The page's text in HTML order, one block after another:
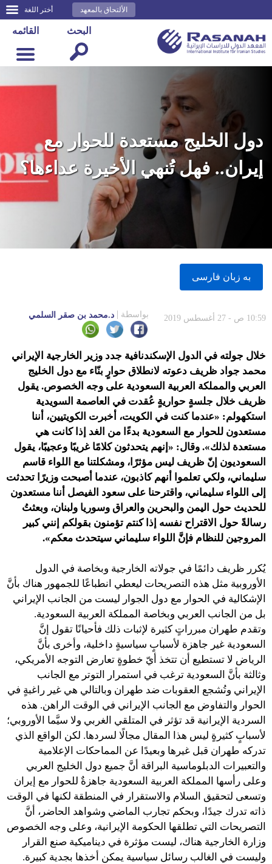
أختر اللغة الألتحاق بالمعهد
القائمه البحث
دول الخليج مستعدة للحوار مع
إيران.. فهل تُنهي الأخيرة عداءها؟
به زبان فارسى
10:59 ص - 27 أغسطس 2019 بواسطة د.محمد بن صقر السلمي
خلال جولته في الدول الإسكندنافية جدد وزير الخارجية الإيراني
محمد جواد ظريف دعوته لانطلاق حوارٍ بنّاء مع دول الخليج
العربي والمملكة العربية السعودية على وجه الخصوص. يقول
ظريف خلال جلسةٍ حواريةٍ عُقدت في العاصمة السويدية
استكهولم: «عندما كنت في الكويت، أخبرت الكويتيين، أننا
مستعدون للحوار مع السعودية بدءًا من الغد إذا كانت هي
مستعدة لذلك». وقال: «إنهم يتحدثون كلامًا غريبًا وعجيبًا، يقول
السعوديون إنّ ظريف ليس مؤثرًا، ومشكلتنا مع اللواء قاسم
سليماني، ولكي تعلموا أنهم كاذبون، عندما أصبحت وزيرًا تحدثت
إلى اللواء سليماني، واقترحنا على سعود الفيصل أننا مستعدون
للحديث حول اليمن والبحرين والعراق وسوريا ولبنان، وبعثتُ
رسالةً حول الاقتراح نفسه إذا كنتم تؤمنون بقولكم إنني كبير
المروجين للنظام فإنَّ اللواء سليماني سيتحدث معكم».
يُكرر ظريف دائمًا في جولاته الخارجية وبخاصة في الدول
الأوروبية مثل هذه التصريحات ليعطي انطباعًا للجمهور هناك بأنَّ
الإشكالية في الحوار مع دول الجوار ليست من الجانب الإيراني
بل من الجانب العربي وبخاصة المملكة العربية السعودية.
وتقدم طهران مبرراتٍ كثيرة لإثبات ذلك فأحيانًا تقول إنَّ
السعودية غير جاهزة لأسبابٍ سياسيةٍ داخلية، وأخرى بأنَّ
الرياض لا تستطيع أن تتخذ أيّ خطوةٍ تعارض التوجه الأمريكي،
وثالثة بأنَّ السعودية ترغب في استمرار التوتر مع الجانب
الإيراني وتُشجع العقوبات ضد طهران وبالتالي هي غير راغبةٍ في
الحوار والتفاوض مع الجانب الإيراني في الوقت الراهن. هذه
السردية الإيرانية قد تؤثر في المتلقي الغربي ولا سيَّما الأوروبي؛
لأسبابٍ كثيرةٍ ليس هذا المقال مجالًا لسردها. لكن الواقع الذي
تدركه طهران قبل غيرها وبعيدًا عن المماحكات الإعلامية
والتعبيرات الدبلوماسية البراقة أنَّ جميع دول الخليج العربي
وعلى رأسها المملكة العربية السعودية جاهزةٌ للحوار مع إيران
وتسعى لتحقيق السلام والاستقرار في المنطقة لكنها في الوقت
ذاته تدرك جيدًا، وبحكم تجارب الماضي وشواهد الحاضر، أنَّ
التصريحات التي تطلقها الحكومة الإيرانية، وعلى وجه الخصوص
وزارة الخارجية هناك، ليست مؤثرة في ديناميكية صنع القرار
وليست في الغالب رسائل سياسية يمكن أخذها بجدية كبيرة.